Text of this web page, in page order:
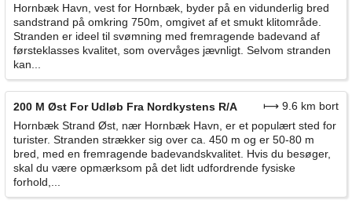
Hornbæk Havn, vest for Hornbæk, byder på en vidunderlig bred
sandstrand på omkring 750m, omgivet af et smukt klitområde.
Stranden er ideel til svømning med fremragende badevand af
førsteklasses kvalitet, som overvåges jævnligt. Selvom stranden
kan...
200 M Øst For Udløb Fra Nordkystens R/A
⟼ 9.6 km bort
Hornbæk Strand Øst, nær Hornbæk Havn, er et populært sted for
turister. Stranden strækker sig over ca. 450 m og er 50-80 m
bred, med en fremragende badevandskvalitet. Hvis du besøger,
skal du være opmærksom på det lidt udfordrende fysiske
forhold,...